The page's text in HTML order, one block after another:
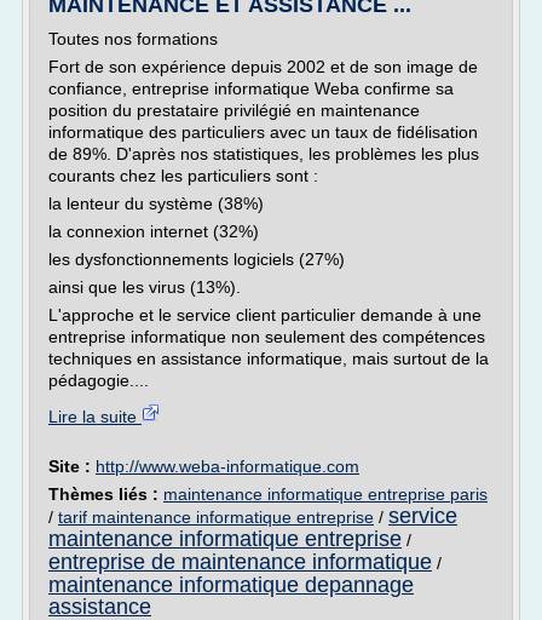
MAINTENANCE ET ASSISTANCE ...
Toutes nos formations
Fort de son expérience depuis 2002 et de son image de
confiance, entreprise informatique Weba confirme sa
position du prestataire privilégié en maintenance
informatique des particuliers avec un taux de fidélisation
de 89%. D'après nos statistiques, les problèmes les plus
courants chez les particuliers sont :
la lenteur du système (38%)
la connexion internet (32%)
les dysfonctionnements logiciels (27%)
ainsi que les virus (13%).
L'approche et le service client particulier demande à une
entreprise informatique non seulement des compétences
techniques en assistance informatique, mais surtout de la
pédagogie....
Lire la suite
Site : http://www.weba-informatique.com
Thèmes liés : maintenance informatique entreprise paris
/ tarif maintenance informatique entreprise / service
maintenance informatique entreprise /
entreprise de maintenance informatique /
maintenance informatique depannage
assistance